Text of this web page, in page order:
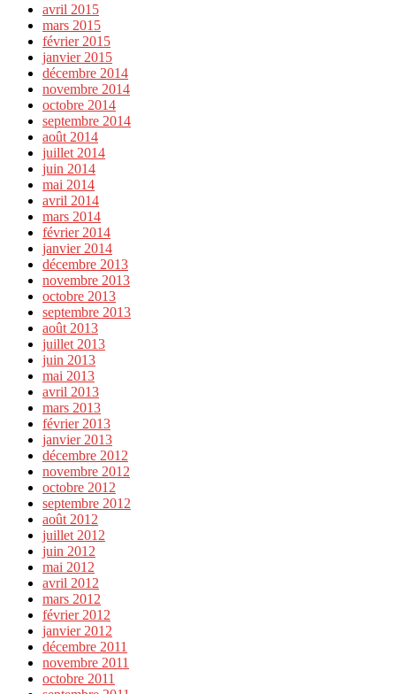
avril 2015
mars 2015
février 2015
janvier 2015
décembre 2014
novembre 2014
octobre 2014
septembre 2014
août 2014
juillet 2014
juin 2014
mai 2014
avril 2014
mars 2014
février 2014
janvier 2014
décembre 2013
novembre 2013
octobre 2013
septembre 2013
août 2013
juillet 2013
juin 2013
mai 2013
avril 2013
mars 2013
février 2013
janvier 2013
décembre 2012
novembre 2012
octobre 2012
septembre 2012
août 2012
juillet 2012
juin 2012
mai 2012
avril 2012
mars 2012
février 2012
janvier 2012
décembre 2011
novembre 2011
octobre 2011